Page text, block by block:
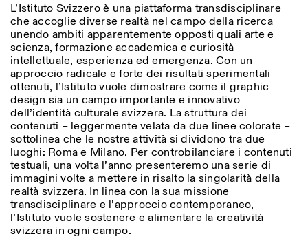
L’Istituto Svizzero è una piattaforma transdisciplinare
che accoglie diverse realtà nel campo della ricerca
unendo ambiti apparentemente opposti quali arte e
scienza, formazione accademica e curiosità
intellettuale, esperienza ed emergenza. Con un
approccio radicale e forte dei risultati sperimentali
ottenuti, l’Istituto vuole dimostrare come il graphic
design sia un campo importante e innovativo
dell’identità culturale svizzera. La struttura dei
contenuti – leggermente velata da due linee colorate –
sottolinea che le nostre attività si dividono tra due
luoghi: Roma e Milano. Per controbilanciare i contenuti
testuali, una volta l’anno presenteremo una serie di
immagini volte a mettere in risalto la singolarità della
realtà svizzera. In linea con la sua missione
transdisciplinare e l’approccio contemporaneo,
l’Istituto vuole sostenere e alimentare la creatività
svizzera in ogni campo.